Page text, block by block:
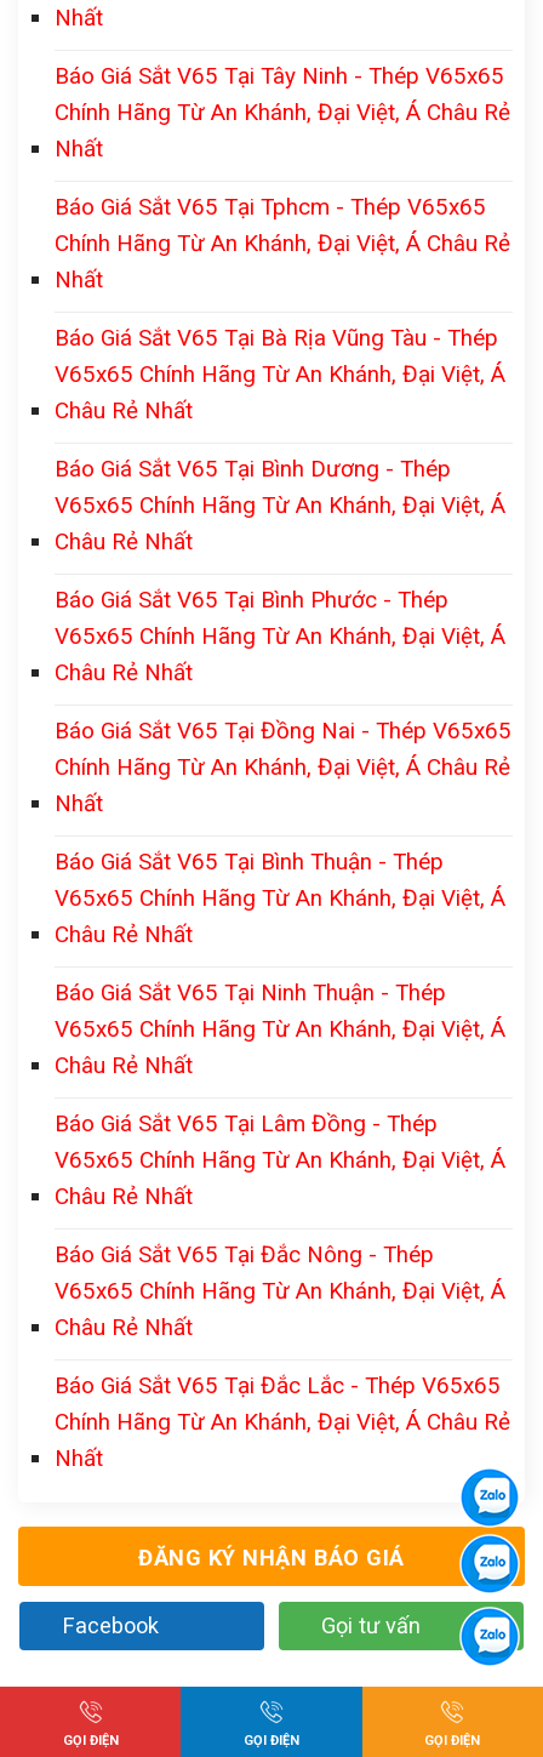
Nhất
Báo Giá Sắt V65 Tại Tây Ninh - Thép V65x65
Chính Hãng Từ An Khánh, Đại Việt, Á Châu Rẻ
Nhất
Báo Giá Sắt V65 Tại Tphcm - Thép V65x65
Chính Hãng Từ An Khánh, Đại Việt, Á Châu Rẻ
Nhất
Báo Giá Sắt V65 Tại Bà Rịa Vũng Tàu - Thép
V65x65 Chính Hãng Từ An Khánh, Đại Việt, Á
Châu Rẻ Nhất
Báo Giá Sắt V65 Tại Bình Dương - Thép
V65x65 Chính Hãng Từ An Khánh, Đại Việt, Á
Châu Rẻ Nhất
Báo Giá Sắt V65 Tại Bình Phước - Thép
V65x65 Chính Hãng Từ An Khánh, Đại Việt, Á
Châu Rẻ Nhất
Báo Giá Sắt V65 Tại Đồng Nai - Thép V65x65
Chính Hãng Từ An Khánh, Đại Việt, Á Châu Rẻ
Nhất
Báo Giá Sắt V65 Tại Bình Thuận - Thép
V65x65 Chính Hãng Từ An Khánh, Đại Việt, Á
Châu Rẻ Nhất
Báo Giá Sắt V65 Tại Ninh Thuận - Thép
V65x65 Chính Hãng Từ An Khánh, Đại Việt, Á
Châu Rẻ Nhất
Báo Giá Sắt V65 Tại Lâm Đồng - Thép
V65x65 Chính Hãng Từ An Khánh, Đại Việt, Á
Châu Rẻ Nhất
Báo Giá Sắt V65 Tại Đắc Nông - Thép
V65x65 Chính Hãng Từ An Khánh, Đại Việt, Á
Châu Rẻ Nhất
Báo Giá Sắt V65 Tại Đắc Lắc - Thép V65x65
Chính Hãng Từ An Khánh, Đại Việt, Á Châu Rẻ
Nhất
ĐĂNG KÝ NHẬN BÁO GIÁ
Facebook Gọi tư vấn
GỌI ĐIỆN GỌI ĐIỆN GỌI ĐIỆN